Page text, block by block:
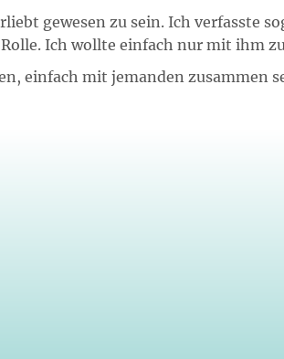
gewesen zu sein. Ich verfasste
Ich wollte einfach nur mit ihm
einfach mit jemanden zusammen